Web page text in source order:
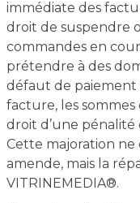
immédiate des
droit de suspendre
commandes en
prétendre à des
défaut de paiement
facture, les
droit d’une pénalité
Cette majoration
amende, mais la
VITRINEMEDIA®.